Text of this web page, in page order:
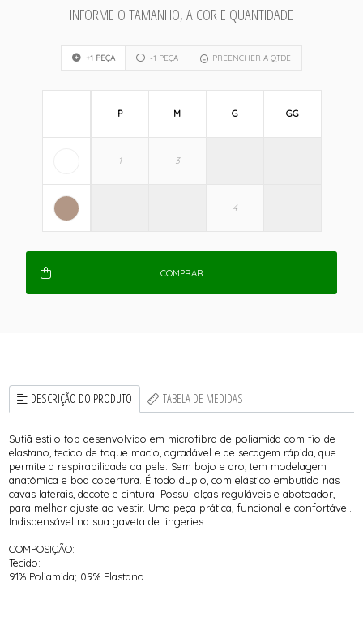
INFORME O TAMANHO, A COR E QUANTIDADE
+1 PEÇA -1 PEÇA PREENCHER A QTDE
P M G GG
COMPRAR
DESCRIÇÃO DO PRODUTO TABELA DE MEDIDAS
Sutiã estilo top desenvolvido em microfibra de poliamida com fio de
elastano, tecido de toque macio, agradável e de secagem rápida, que
permite a respirabilidade da pele. Sem bojo e aro, tem modelagem
anatômica e boa cobertura. É todo duplo, com elástico embutido nas
cavas laterais, decote e cintura. Possui alças reguláveis e abotoador,
para melhor ajuste ao vestir. Uma peça prática, funcional e confortável.
Indispensável na sua gaveta de lingeries.
COMPOSIÇÃO:
Tecido:
91% Poliamida; 09% Elastano